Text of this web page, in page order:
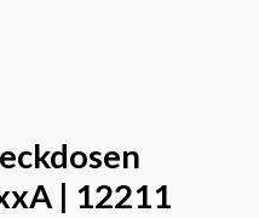
| 12211